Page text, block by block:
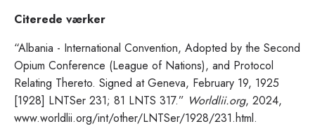
Citerede værker
“Albania - International Convention, Adopted by the Second
Opium Conference (League of Nations), and Protocol
Relating Thereto. Signed at Geneva, February 19, 1925
[1928] LNTSer 231; 81 LNTS 317.” Worldlii.org, 2024,
www.worldlii.org/int/other/LNTSer/1928/231.html.